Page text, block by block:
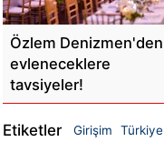
Özlem Denizmen'den
evleneceklere
tavsiyeler!
Etiketler Girişim Türkiye